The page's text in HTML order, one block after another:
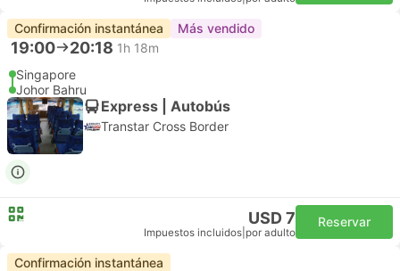
Confirmación instantánea Más vendido
19:00 20:18 1h 18m
Singapore
Johor Bahru
Express | Autobús
Transtar Cross Border
USD 7
Impuestos incluidos por adulto
Reservar
Confirmación instantánea